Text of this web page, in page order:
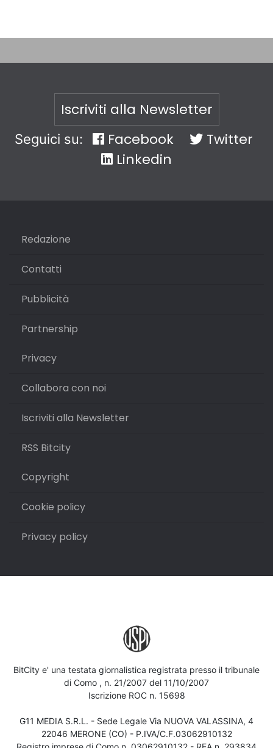
Iscriviti alla Newsletter
Seguici su: Facebook
Twitter
Linkedin
Redazione
Contatti
Pubblicità
Partnership
Privacy
Collabora con noi
Iscriviti alla Newsletter
RSS Bitcity
Copyright
Cookie policy
Privacy policy
BitCity e' una testata giornalistica registrata presso il tribunale
di Como , n. 21/2007 del 11/10/2007
Iscrizione ROC n. 15698
G11 MEDIA S.R.L. - Sede Legale Via NUOVA VALASSINA, 4
22046 MERONE (CO) - P.IVA/C.F.03062910132